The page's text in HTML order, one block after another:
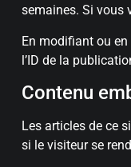
semaines. Si vous
En modifiant ou
l’ID de la
Contenu
Les articles de ce
si le visiteur se